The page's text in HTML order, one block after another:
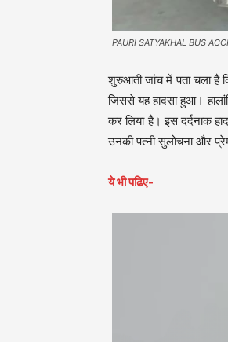
PAURI SATYAKHAL BUS
शुरुआती जांच में पता चला है
जिससे यह हादसा हुआ।
कर लिया है। इस दर्दनाक
उनकी पत्नी सुलोचना और
ये भी पढिए-